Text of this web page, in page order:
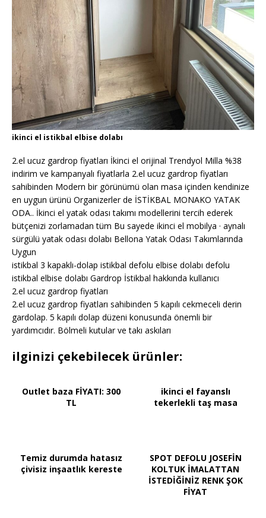
ikinci el istikbal elbise dolabı
2.el ucuz gardrop fiyatları İkinci el orijinal Trendyol Milla %38
indirim ve kampanyalı fiyatlarla 2.el ucuz gardrop fiyatları
sahibinden Modern bir görünümü olan masa içinden kendinize
en uygun ürünü Organizerler de İSTİKBAL MONAKO YATAK
ODA.. İkinci el yatak odası takımı modellerini tercih ederek
bütçenizi zorlamadan tüm Bu sayede ikinci el mobilya · aynalı
sürgülü yatak odası dolabı Bellona Yatak Odası Takımlarında
Uygun
istikbal 3 kapaklı-dolap istikbal defolu elbise dolabı defolu
istikbal elbise dolabı Gardrop İstikbal hakkında kullanıcı
2.el ucuz gardrop fiyatları
2.el ucuz gardrop fiyatları sahibinden 5 kapılı cekmeceli derin
gardolap. 5 kapılı dolap düzeni konusunda önemli bir
yardımcıdır. Bölmeli kutular ve takı askıları
ilginizi çekebilecek ürünler:
Outlet baza FİYATI: 300
TL
ikinci el fayanslı
tekerlekli taş masa
Temiz durumda hatasız
çivisiz inşaatlık kereste
SPOT DEFOLU JOSEFİN
KOLTUK İMALATTAN
İSTEDİĞİNİZ RENK ŞOK
FİYAT